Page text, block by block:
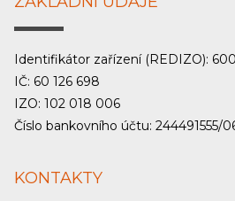
Identifikátor zařízení (REDIZO): 600
IČ: 60 126 698
IZO: 102 018 006
Číslo bankovního účtu: 244491555/
KONTAKTY